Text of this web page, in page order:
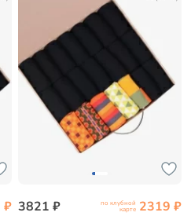
₽ 3821 ₽ по клубной
карте 2319 ₽